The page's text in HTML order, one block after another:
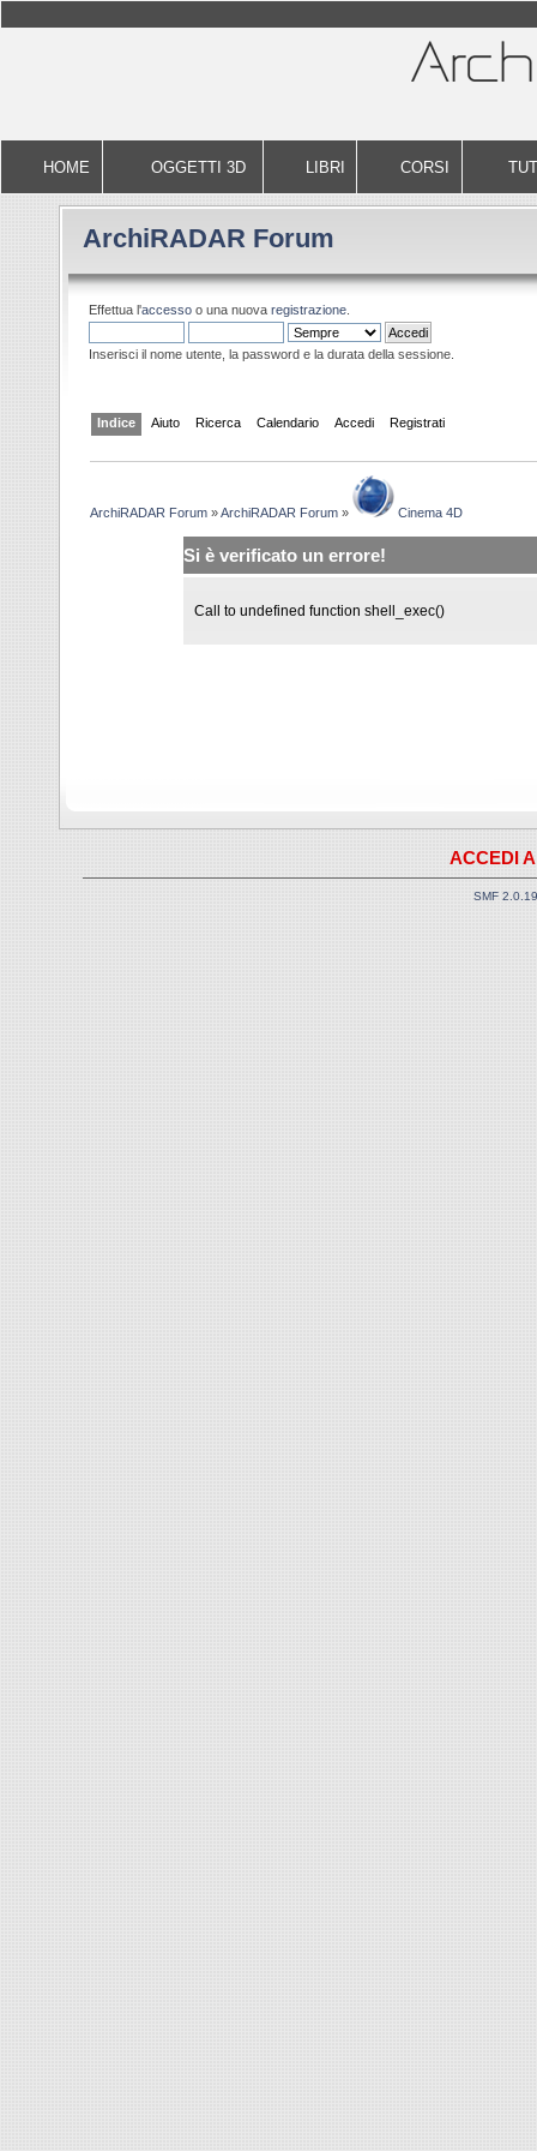
HOME OGGETTI 3D LIBRI CORSI
ArchiRADAR Forum
Effettua l'accesso o una nuova registrazione.
Inserisci il nome utente, la password e la durata della sessione.
Indice Aiuto Ricerca Calendario Accedi Registrati
ArchiRADAR Forum »ArchiRADAR Forum » Cinema 4D
Si è verificato un errore!
Call to undefined function shell_exec()
ACCEDI
SMF 2.0.19